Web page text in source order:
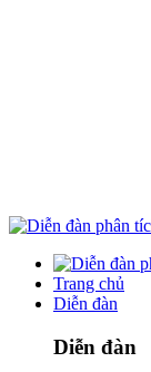
Trang chủ
Diễn đàn
Diễn đàn